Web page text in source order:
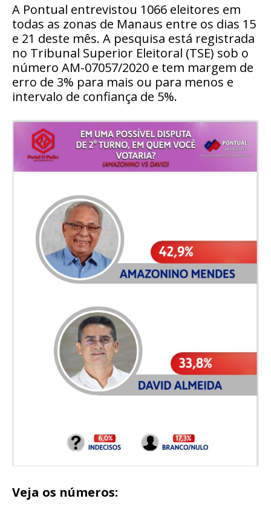
A Pontual entrevistou 1066 eleitores em
todas as zonas de Manaus entre os dias 15
e 21 deste mês. A pesquisa está registrada
no Tribunal Superior Eleitoral (TSE) sob o
número AM-07057/2020 e tem margem de
erro de 3% para mais ou para menos e
intervalo de confiança de 5%.
Veja os números: